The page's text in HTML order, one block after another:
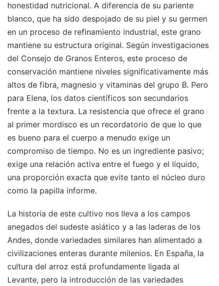
honestidad nutricional. A diferencia de su pariente
blanco, que ha sido despojado de su piel y su germen
en un proceso de refinamiento industrial, este grano
mantiene su estructura original. Según investigaciones
del Consejo de Granos Enteros, este proceso de
conservación mantiene niveles significativamente más
altos de fibra, magnesio y vitaminas del grupo B. Pero
para Elena, los datos científicos son secundarios
frente a la textura. La resistencia que ofrece el grano
al primer mordisco es un recordatorio de que lo que
es bueno para el cuerpo a menudo exige un
compromiso de tiempo. No es un ingrediente pasivo;
exige una relación activa entre el fuego y el líquido,
una proporción exacta que evite tanto el núcleo duro
como la papilla informe.
La historia de este cultivo nos lleva a los campos
anegados del sudeste asiático y a las laderas de los
Andes, donde variedades similares han alimentado a
civilizaciones enteras durante milenios. En España, la
cultura del arroz está profundamente ligada al
Levante, pero la introducción de las variedades